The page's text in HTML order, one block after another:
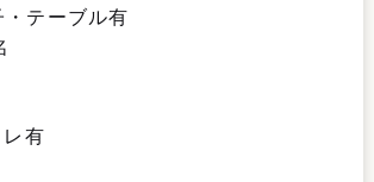
テーブル有
有